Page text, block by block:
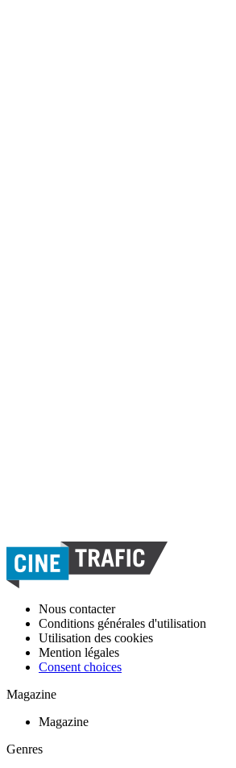
Nous contacter
Conditions générales d'utilisation
Utilisation des cookies
Mention légales
Consent choices
Magazine
Magazine
Genres